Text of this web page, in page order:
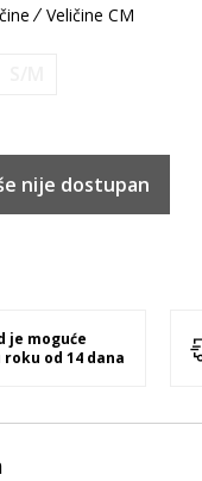
Veličine CM
nije dostupan
je moguće
od 14 dana